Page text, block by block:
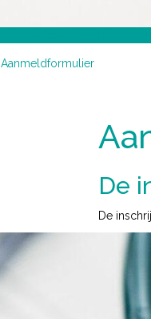
Aanmeldformulier
De
De